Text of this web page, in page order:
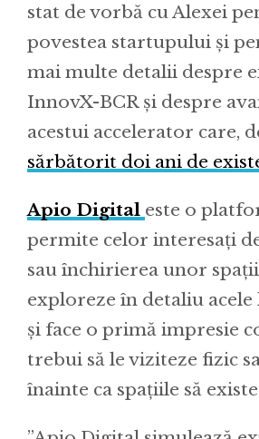
stat de vorbă cu Alexei
povestea startupului și
mai multe detalii despre
InnovX-BCR și despre
acestui accelerator care,
sărbătorit doi ani de
Apio Digital este o
permite celor interesați
sau închirierea unor
exploreze în detaliu acele
și face o primă impresie
trebui să le viziteze fizic
înainte ca spațiile să